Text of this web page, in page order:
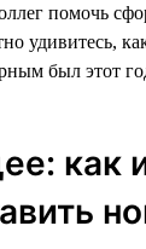
помочь
удивитесь,
был этот
как